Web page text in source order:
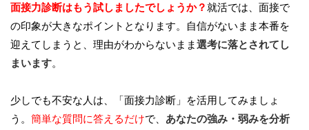
面接力診断はもう試しましたでしょうか？就活では、面接で
の印象が大きなポイントとなります。自信がないまま本番を
迎えてしまうと、理由がわからないまま選考に落とされてし
まいます。
少しでも不安な人は、「面接力診断」を活用してみましょ
う。 簡単な質問に答えるだけで、 あなたの強み・弱みを分析